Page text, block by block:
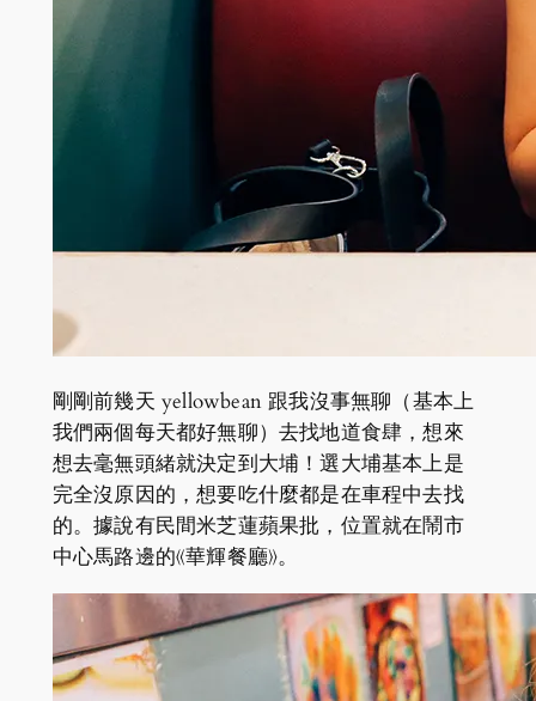
剛剛前幾天 yellowbean 跟我沒事無聊（基本上
我們兩個每天都好無聊）去找地道食肆，想來
想去毫無頭緒就決定到大埔！選大埔基本上是
完全沒原因的，想要吃什麼都是在車程中去找
的。據說有民間米芝蓮蘋果批，位置就在鬧市
中心馬路邊的《華輝餐廳》。